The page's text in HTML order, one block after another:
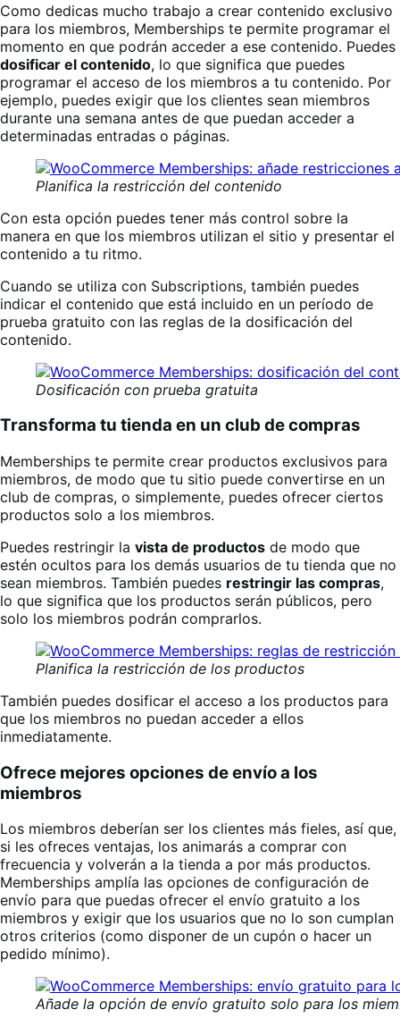
Como dedicas mucho trabajo a crear contenido exclusivo
para los miembros, Memberships te permite programar el
momento en que podrán acceder a ese contenido. Puedes
dosificar el contenido, lo que significa que puedes
programar el acceso de los miembros a tu contenido. Por
ejemplo, puedes exigir que los clientes sean miembros
durante una semana antes de que puedan acceder a
determinadas entradas o páginas.
Planifica la restricción del contenido
Con esta opción puedes tener más control sobre la
manera en que los miembros utilizan el sitio y presentar el
contenido a tu ritmo.
Cuando se utiliza con Subscriptions, también puedes
indicar el contenido que está incluido en un período de
prueba gratuito con las reglas de la dosificación del
contenido.
Dosificación con prueba gratuita
Transforma tu tienda en un club de compras
Memberships te permite crear productos exclusivos para
miembros, de modo que tu sitio puede convertirse en un
club de compras, o simplemente, puedes ofrecer ciertos
productos solo a los miembros.
Puedes restringir la vista de productos de modo que
estén ocultos para los demás usuarios de tu tienda que no
sean miembros. También puedes restringir las compras,
lo que significa que los productos serán públicos, pero
solo los miembros podrán comprarlos.
Planifica la restricción de los productos
También puedes dosificar el acceso a los productos para
que los miembros no puedan acceder a ellos
inmediatamente.
Ofrece mejores opciones de envío a los
miembros
Los miembros deberían ser los clientes más fieles, así que,
si les ofreces ventajas, los animarás a comprar con
frecuencia y volverán a la tienda a por más productos.
Memberships amplía las opciones de configuración de
envío para que puedas ofrecer el envío gratuito a los
miembros y exigir que los usuarios que no lo son cumplan
otros criterios (como disponer de un cupón o hacer un
pedido mínimo).
Añade la opción de envío gratuito solo para los